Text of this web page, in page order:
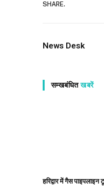
SHARE.
News Desk
सम्खबंधितखबरें
हरिद्वार में गैस